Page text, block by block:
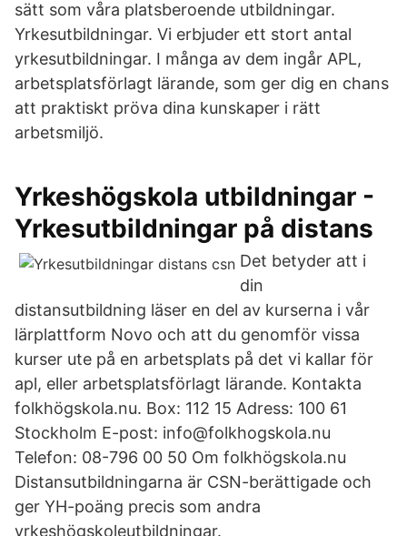
sätt som våra platsberoende utbildningar.
Yrkesutbildningar. Vi erbjuder ett stort antal
yrkesutbildningar. I många av dem ingår APL,
arbetsplatsförlagt lärande, som ger dig en chans
att praktiskt pröva dina kunskaper i rätt
arbetsmiljö.
Yrkeshögskola utbildningar -
Yrkesutbildningar på distans
Det betyder att i
din
distansutbildning läser en del av kurserna i vår
lärplattform Novo och att du genomför vissa
kurser ute på en arbetsplats på det vi kallar för
apl, eller arbetsplatsförlagt lärande. Kontakta
folkhögskola.nu. Box: 112 15 Adress: 100 61
Stockholm E-post: info@folkhogskola.nu
Telefon: 08-796 00 50 Om folkhögskola.nu
Distansutbildningarna är CSN-berättigade och
ger YH-poäng precis som andra
yrkeshögskoleutbildningar.